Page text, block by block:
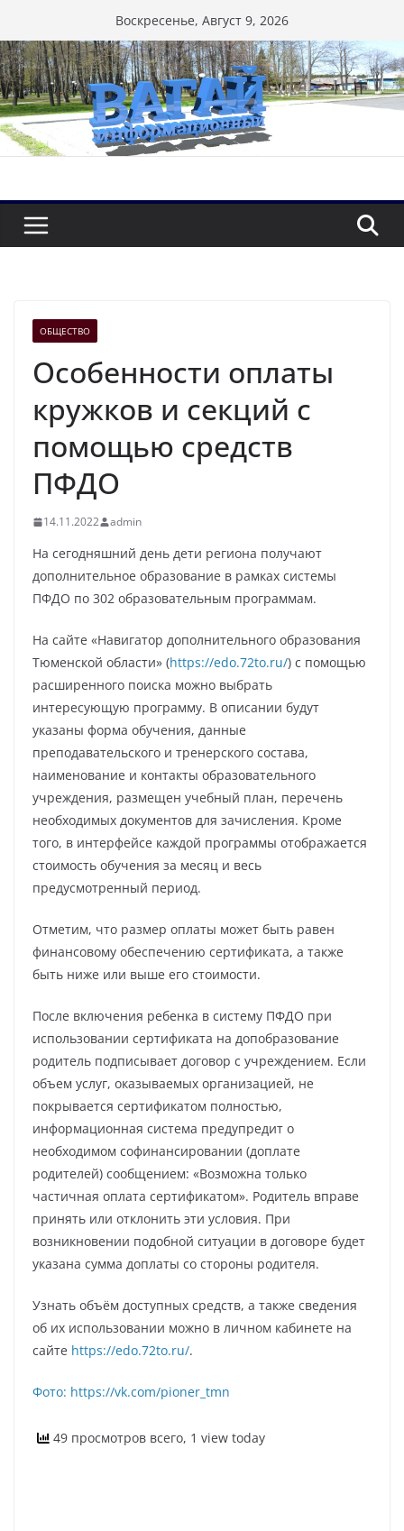
к
содержимому
Воскресенье, Август 9, 2026
ОБЩЕСТВО
Особенности оплаты
кружков и секций с
помощью средств
ПФДО
14.11.2022 admin
На сегодняшний день дети региона получают
дополнительное образование в рамках системы
ПФДО по 302 образовательным программам.
На сайте «Навигатор дополнительного образования
Тюменской области» (https://edo.72to.ru/) с помощью
расширенного поиска можно выбрать
интересующую программу. В описании будут
указаны форма обучения, данные
преподавательского и тренерского состава,
наименование и контакты образовательного
учреждения, размещен учебный план, перечень
необходимых документов для зачисления. Кроме
того, в интерфейсе каждой программы отображается
стоимость обучения за месяц и весь
предусмотренный период.
Отметим, что размер оплаты может быть равен
финансовому обеспечению сертификата, а также
быть ниже или выше его стоимости.
После включения ребенка в систему ПФДО при
использовании сертификата на допобразование
родитель подписывает договор с учреждением. Если
объем услуг, оказываемых организацией, не
покрывается сертификатом полностью,
информационная система предупредит о
необходимом софинансировании (доплате
родителей) сообщением: «Возможна только
частичная оплата сертификатом». Родитель вправе
принять или отклонить эти условия. При
возникновении подобной ситуации в договоре будет
указана сумма доплаты со стороны родителя.
Узнать объём доступных средств, а также сведения
об их использовании можно в личном кабинете на
сайте https://edo.72to.ru/.
Фото: https://vk.com/pioner_tmn
49 просмотров всего, 1 view today